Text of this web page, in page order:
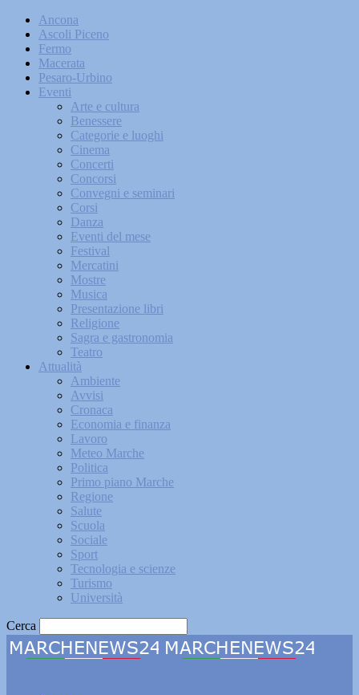
Ancona
Ascoli Piceno
Fermo
Macerata
Pesaro-Urbino
Eventi
Arte e cultura
Benessere
Categorie e luoghi
Cinema
Concerti
Concorsi
Convegni e seminari
Corsi
Danza
Eventi del mese
Festival
Mercatini
Mostre
Musica
Presentazione libri
Religione
Sagra e gastronomia
Teatro
Attualità
Ambiente
Avvisi
Cronaca
Economia e finanza
Lavoro
Meteo Marche
Politica
Primo piano Marche
Regione
Salute
Scuola
Sociale
Sport
Tecnologia e scienze
Turismo
Università
Cerca